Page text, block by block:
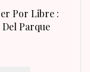
Por Libre :
Parque